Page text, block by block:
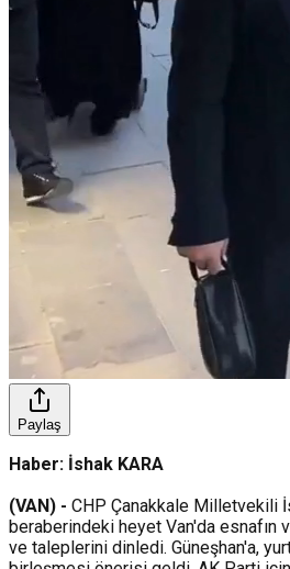
Paylaş
Haber: İshak KARA
(VAN) - CHP Çanakkale Milletvekili
beraberindeki heyet Van'da esnafın
ve taleplerini dinledi. Güneşhan'a,